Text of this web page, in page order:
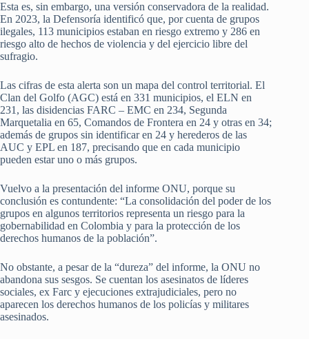
Esta es, sin embargo, una versión conservadora de la realidad.
En 2023, la Defensoría identificó que, por cuenta de grupos
ilegales, 113 municipios estaban en riesgo extremo y 286 en
riesgo alto de hechos de violencia y del ejercicio libre del
sufragio.
Las cifras de esta alerta son un mapa del control territorial. El
Clan del Golfo (AGC) está en 331 municipios, el ELN en
231, las disidencias FARC – EMC en 234, Segunda
Marquetalia en 65, Comandos de Frontera en 24 y otras en 34;
además de grupos sin identificar en 24 y herederos de las
AUC y EPL en 187, precisando que en cada municipio
pueden estar uno o más grupos.
Vuelvo a la presentación del informe ONU, porque su
conclusión es contundente: “La consolidación del poder de los
grupos en algunos territorios representa un riesgo para la
gobernabilidad en Colombia y para la protección de los
derechos humanos de la población”.
No obstante, a pesar de la “dureza” del informe, la ONU no
abandona sus sesgos. Se cuentan los asesinatos de líderes
sociales, ex Farc y ejecuciones extrajudiciales, pero no
aparecen los derechos humanos de los policías y militares
asesinados.